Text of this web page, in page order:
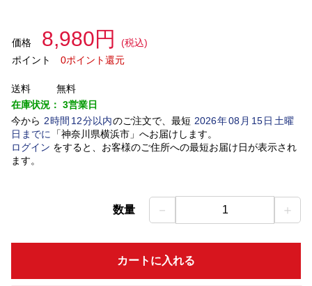
価格 8,980円
(税込)
ポイント
0ポイント還元
送料
無料
在庫状況： 3営業日
今から 2時間 12分以内のご注文で、最短 2026年08 月 15日土曜
日 までに 「神奈川県横浜市」 へお届けします。
ログイン をすると、お客様のご住所への最短お届け日が表示され
ます。
数量 － 1 ＋
カートに入れる